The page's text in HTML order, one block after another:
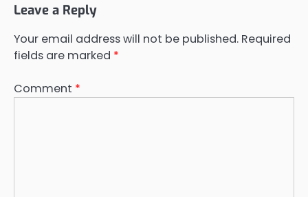
Leave a Reply
Your email address will not be published. Required
fields are marked *
Comment *